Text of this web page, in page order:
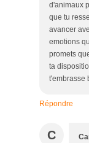
d'animaux
que tu
avancer
emotions
promets
ta
t'embrasse
Répondre
C